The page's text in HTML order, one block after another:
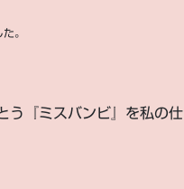
。
う『ミスバンビ』を私の仕